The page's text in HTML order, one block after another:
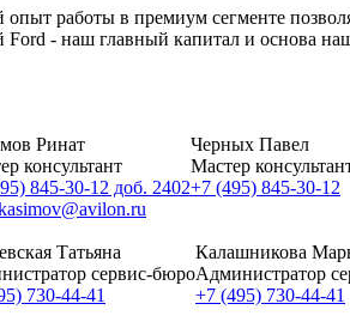
работы в премиум сегменте
- наш главный капитал и основа
Ринат
консультант
845-30-12 доб. 2402
Черных Павел
Мастер
+7 (495) 845-30-12
Татьяна
сервис-бюро
730-44-41
Калашникова
Администратор
+7 (495) 730-44-41